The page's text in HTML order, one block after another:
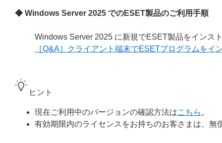
◆ Windows Server 2025 でのESET製品のご利用手順
Windows Server 2025 に新規でESET製品をインス
［Q&A］クライアント端末でESETプログラムをイ
ヒント
現在ご利用中のバージョンの確認方法はこちら 。
有効期限内のライセンスをお持ちのお客さまは、